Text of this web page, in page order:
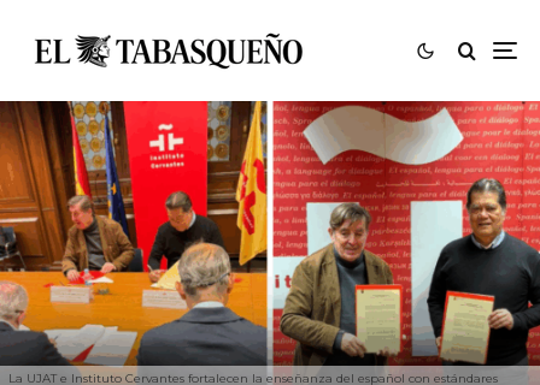
La UJAT e Instituto Cervantes fortalecen la enseñanza del español con estándares